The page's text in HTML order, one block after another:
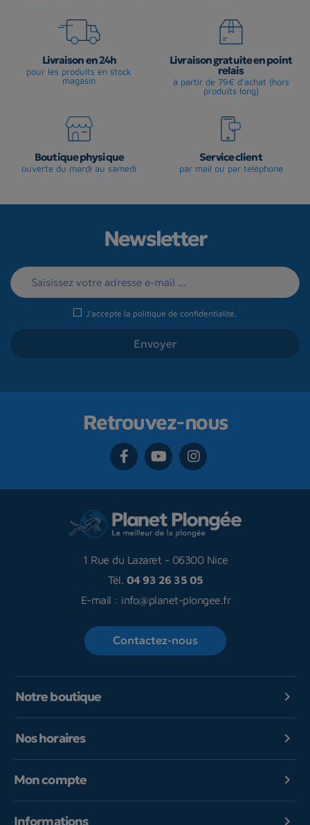
Livraison en 24h
pour les produits en stock
magasin
Livraison gratuite en point
relais
à partir de 79€ d'achat (hors
produits long)
Boutique physique
ouverte du mardi au samedi
Service client
par mail ou par téléphone
Newsletter
J'accepte la politique de confidentialité
Retrouvez-nous
1 Rue du Lazaret - 06300 Nice
Tél. 04 93 26 35 05
E-mail : info@planet-plongee.fr
Contactez-nous
Notre boutique 
Nos horaires 
Mon compte 
Informations